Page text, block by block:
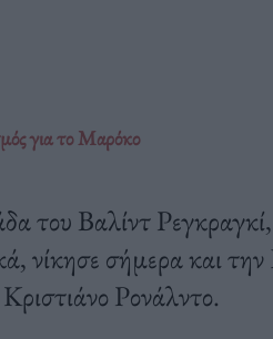
για το Μαρόκο
του Βαλίντ
νίκησε σήμερα και
Ρονάλντο.